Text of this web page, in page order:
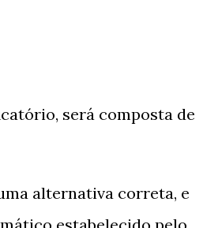
será composta de
alternativa correta, e